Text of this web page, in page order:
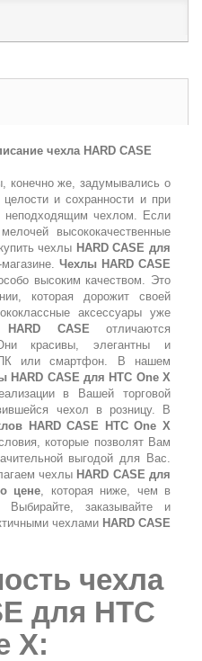
чехла HARD CASE
конечно же, задумывались о
и сохранности и при
неподходящим чехлом. Если
высококачественные
чехлы HARD CASE для
Чехлы HARD CASE
высоким качеством. Это
которая дорожит своей
аксессуары уже
CASE отличаются
красивы, элегантны и
или смартфон. В нашем
HARD CASE для HTC One X
в Вашей торговой
чехол в розницу. В
HARD CASE HTC One X
которые позволят Вам
выгодой для Вас.
чехлы HARD CASE для
цене, которая ниже, чем в
Выбирайте, заказывайте и
чехлами HARD CASE
чехла
для HTC
X: